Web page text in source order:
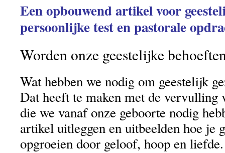
Een opbouwend artikel voor
persoonlijke test en pastorale
Worden onze geestelijke
Wat hebben we nodig om geestelijk
Dat heeft te maken met de vervulling
die we vanaf onze geboorte nodig
artikel uitleggen en uitbeelden hoe je
opgroeien door geloof, hoop en liefde.